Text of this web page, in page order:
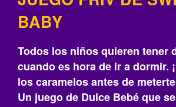
BABY
Todos los niños quieren tener
cuando es hora de ir a dormir.
los caramelos antes de
Un juego de Dulce Bebé que